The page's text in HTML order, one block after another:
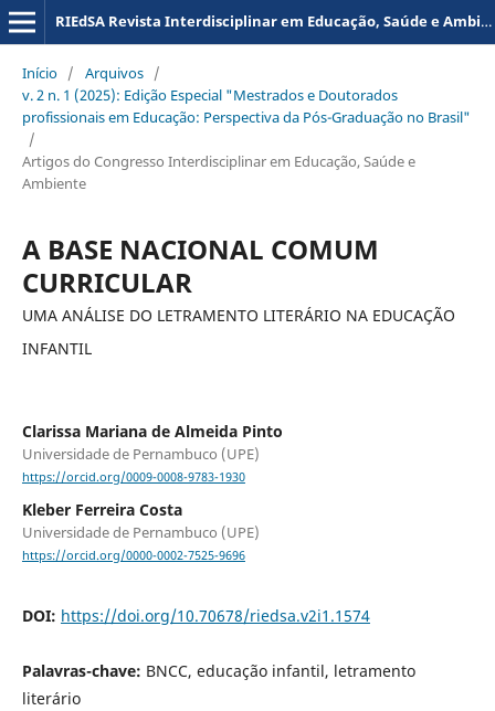
RIEdSA Revista Interdisciplinar em Educação, Saúde e Ambiente
Início / Arquivos /
v. 2 n. 1 (2025): Edição Especial "Mestrados e Doutorados
profissionais em Educação: Perspectiva da Pós-Graduação no Brasil"
/
Artigos do Congresso Interdisciplinar em Educação, Saúde e
Ambiente
A BASE NACIONAL COMUM
CURRICULAR
UMA ANÁLISE DO LETRAMENTO LITERÁRIO NA EDUCAÇÃO
INFANTIL
Clarissa Mariana de Almeida Pinto
Universidade de Pernambuco (UPE)
https://orcid.org/0009-0008-9783-1930
Kleber Ferreira Costa
Universidade de Pernambuco (UPE)
https://orcid.org/0000-0002-7525-9696
DOI: https://doi.org/10.70678/riedsa.v2i1.1574
Palavras-chave: BNCC, educação infantil, letramento
literário